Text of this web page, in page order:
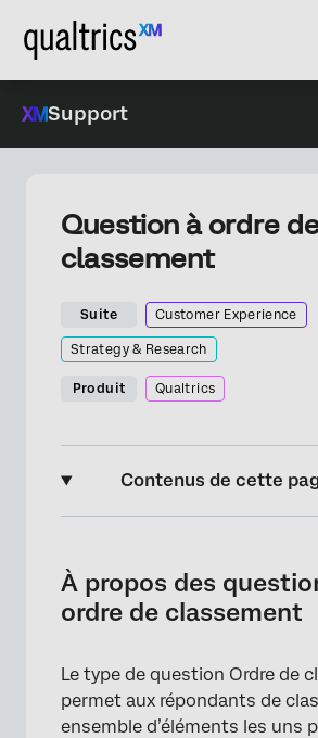
Support
Question à ordre
classement
Suite Customer Experience
Strategy & Research
Produit Qualtrics
Contenus de cette
Formats
Analyse des données
FAQs
À propos des
ordre de classement
Le type de question Ordre de
permet aux répondants de
ensemble d’éléments les uns